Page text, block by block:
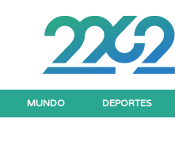
MUNDO DEPORTES